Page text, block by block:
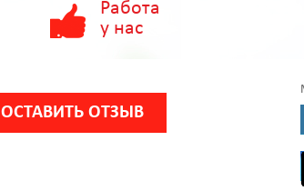
Работа
у нас
ОСТАВИТЬ ОТЗЫВ